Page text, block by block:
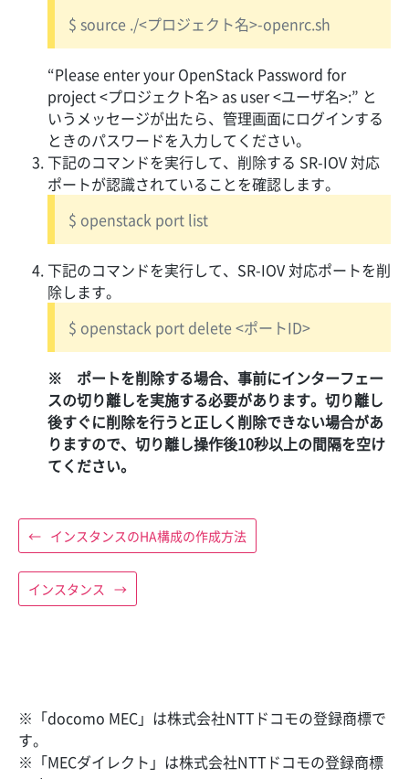
$ source ./<プロジェクト名>-openrc.sh
“Please enter your OpenStack Password for
project <プロジェクト名> as user <ユーザ名>:” と
いうメッセージが出たら、管理画面にログインする
ときのパスワードを入力してください。
下記のコマンドを実行して、削除する SR-IOV 対応
ポートが認識されていることを確認します。
$ openstack port list
下記のコマンドを実行して、SR-IOV 対応ポートを削
除します。
$ openstack port delete <ポートID>
※
ポートを削除する場合、事前にインターフェー
スの切り離しを実施する必要があります。切り離し
後すぐに削除を行うと正しく削除できない場合があ
りますので、切り離し操作後10秒以上の間隔を空け
てください。
← インスタンスのHA構成の作成方法
インスタンス →
※「docomo MEC」は株式会社NTTドコモの登録商標で
す。
※「MECダイレクト」は株式会社NTTドコモの登録商標